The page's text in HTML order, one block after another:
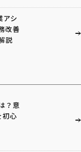
シ
改善
説
？意
心